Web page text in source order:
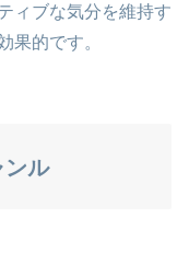
ィブな気分を維持す
果的です。
ンル